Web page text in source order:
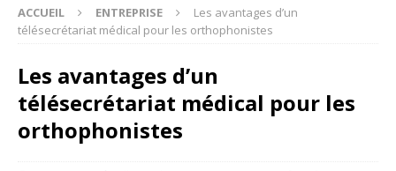
ACCUEIL ENTREPRISE
Les avantages d’un
télésecrétariat médical pour les orthophonistes
Les avantages d’un
télésecrétariat médical pour les
orthophonistes